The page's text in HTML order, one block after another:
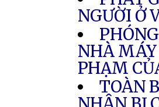
NGƯỜI Ở
NHÀ
PHẠM
TOÀN